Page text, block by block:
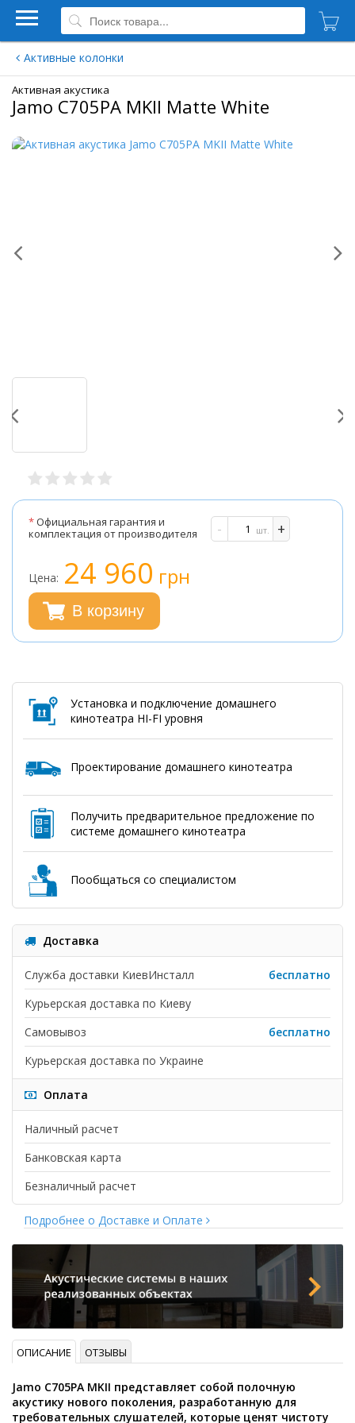
Активные колонки
Активная акустика
Jamo C705PA MKII Matte White
*Официальная гарантия и
комплектация от производителя
- +
шт.
Цена: 24 960 грн
В корзину
Установка и подключение домашнего
кинотеатра HI-FI уровня
Проектирование домашнего кинотеатра
Получить предварительное предложение по
системе домашнего кинотеатра
Пообщаться со специалистом
Доставка
Служба доставки КиевИнсталл
бесплатно
Курьерская доставка по Киеву
Самовывоз
бесплатно
Курьерская доставка по Украине
Оплата
Наличный расчет
Банковская карта
Безналичный расчет
Подробнее о Доставке и Оплате
ОПИСАНИЕ ОТЗЫВЫ
Jamo C705PA MKII представляет собой полочную
акустику нового поколения, разработанную для
требовательных слушателей, которые ценят чистоту